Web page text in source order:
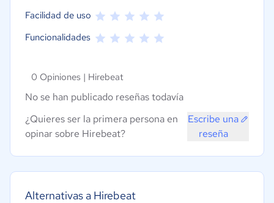
Alternativas a Hirebeat
Facilidad de uso
Funcionalidades
0 Opiniones | Hirebeat
No se han publicado reseñas todavía
¿Quieres ser la primera persona en
opinar sobre Hirebeat?
Escribe una
reseña